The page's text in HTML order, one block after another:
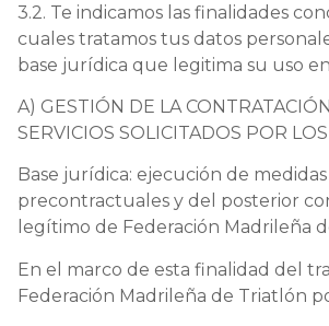
3.2. Te indicamos las finalidades
cuales tratamos tus datos
base jurídica que legitima su uso
A) GESTIÓN DE LA
SERVICIOS SOLICITADOS POR
Base jurídica: ejecución de medidas
precontractuales y del posterior
legítimo de Federación Madrileña
En el marco de esta finalidad del
Federación Madrileña de Triatlón